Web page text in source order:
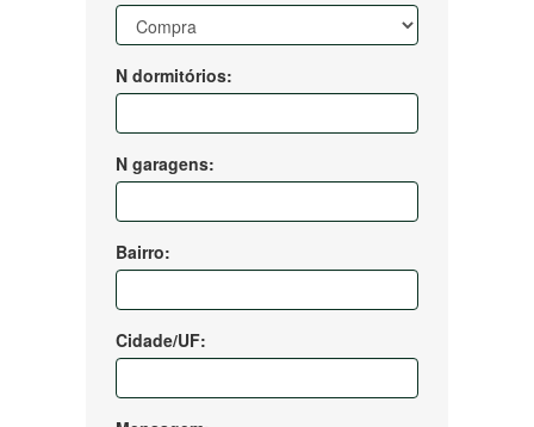
N dormitórios:
N garagens:
Bairro:
Cidade/UF: